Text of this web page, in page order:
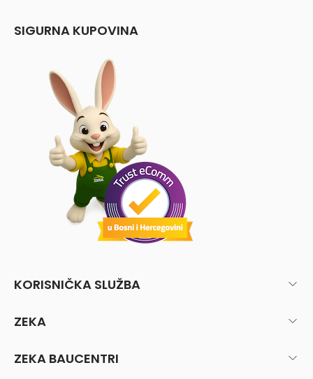
SIGURNA KUPOVINA
KORISNIČKA SLUŽBA
ZEKA
ZEKA BAUCENTRI